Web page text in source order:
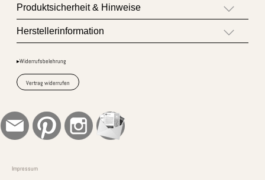
Produktsicherheit & Hinweise
Herstellerinformation
▸Widerrufsbelehrung
Vertrag widerrufen
Impressum